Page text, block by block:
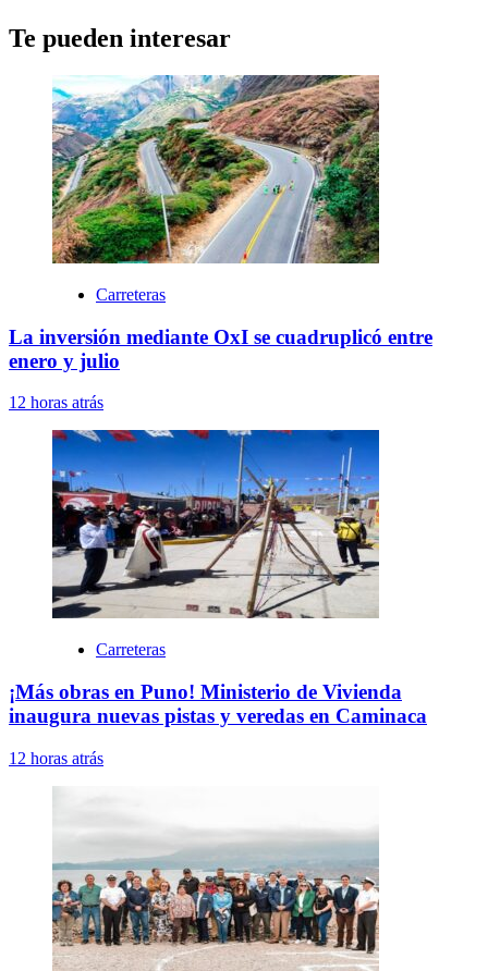
Te pueden interesar
Carreteras
La inversión mediante OxI se cuadruplicó entre
enero y julio
12 horas atrás
Carreteras
¡Más obras en Puno! Ministerio de Vivienda
inaugura nuevas pistas y veredas en Caminaca
12 horas atrás